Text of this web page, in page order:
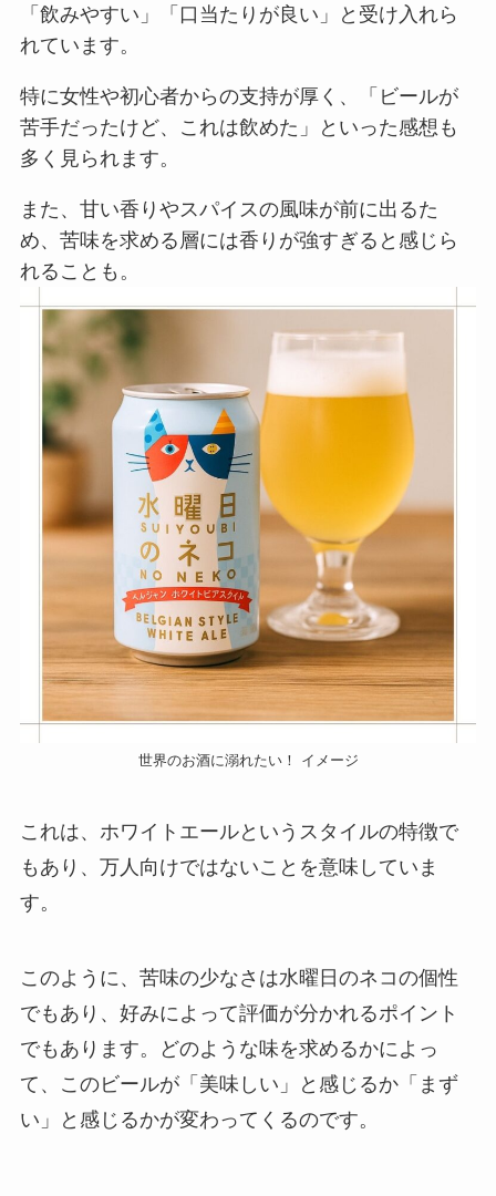
「飲みやすい」「口当たりが良い」と受け入れら
れています。
特に女性や初心者からの支持が厚く、「ビールが
苦手だったけど、これは飲めた」といった感想も
多く見られます。
また、甘い香りやスパイスの風味が前に出るた
め、苦味を求める層には香りが強すぎると感じら
れることも。
世界のお酒に溺れたい！ イメージ
これは、ホワイトエールというスタイルの特徴で
もあり、万人向けではないことを意味していま
す。
このように、苦味の少なさは水曜日のネコの個性
でもあり、好みによって評価が分かれるポイント
でもあります。どのような味を求めるかによっ
て、このビールが「美味しい」と感じるか「まず
い」と感じるかが変わってくるのです。